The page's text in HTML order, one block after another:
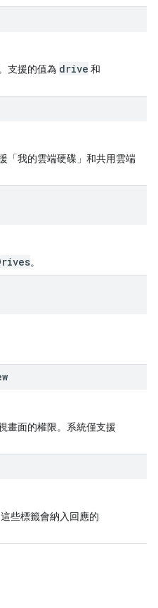
支援的值為 drive 和
「我的雲端硬碟」和共用雲端
。
畫面的權限。系統僅支援
些標籤會納入回應的